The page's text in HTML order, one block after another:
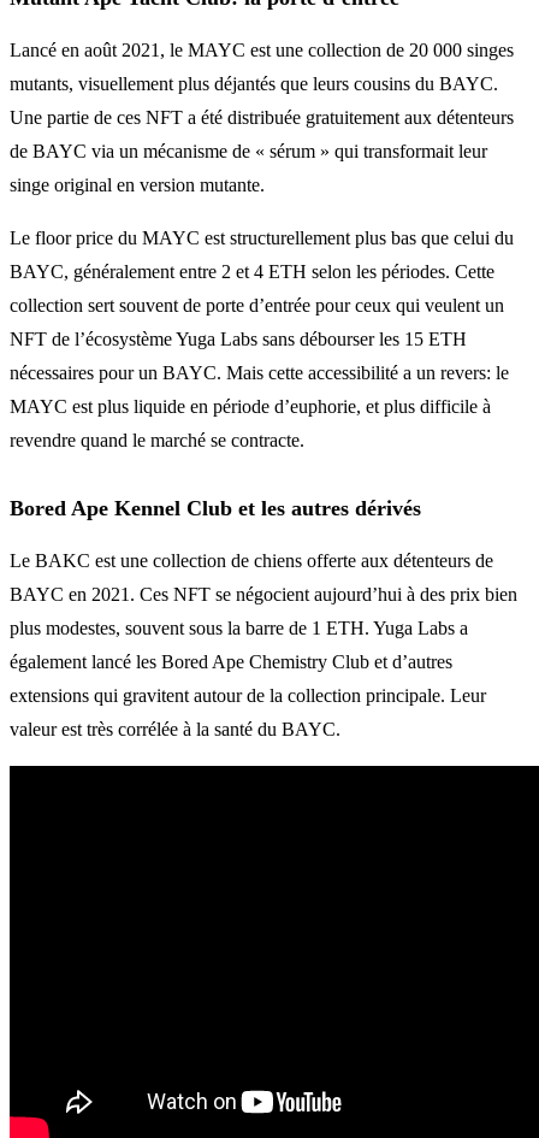
Lancé en août 2021, le MAYC est une collection de 20 000 singes
mutants, visuellement plus déjantés que leurs cousins du BAYC.
Une partie de ces NFT a été distribuée gratuitement aux détenteurs
de BAYC via un mécanisme de « sérum » qui transformait leur
singe original en version mutante.
Le floor price du MAYC est structurellement plus bas que celui du
BAYC, généralement entre 2 et 4 ETH selon les périodes. Cette
collection sert souvent de porte d’entrée pour ceux qui veulent un
NFT de l’écosystème Yuga Labs sans débourser les 15 ETH
nécessaires pour un BAYC. Mais cette accessibilité a un revers: le
MAYC est plus liquide en période d’euphorie, et plus difficile à
revendre quand le marché se contracte.
Bored Ape Kennel Club et les autres dérivés
Le BAKC est une collection de chiens offerte aux détenteurs de
BAYC en 2021. Ces NFT se négocient aujourd’hui à des prix bien
plus modestes, souvent sous la barre de 1 ETH. Yuga Labs a
également lancé les Bored Ape Chemistry Club et d’autres
extensions qui gravitent autour de la collection principale. Leur
valeur est très corrélée à la santé du BAYC.